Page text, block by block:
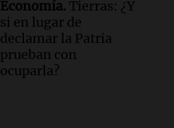
Economía. Tierras: ¿Y
si en lugar de
declamar la Patria
prueban con
ocuparla?